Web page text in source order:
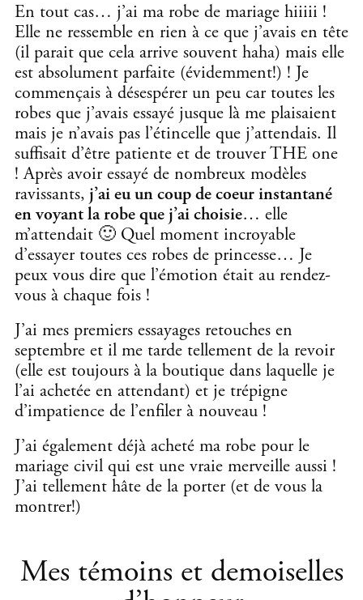
En tout cas… j’ai ma robe de mariage hiiiii !
Elle ne ressemble en rien à ce que j’avais en tête
(il parait que cela arrive souvent haha) mais elle
est absolument parfaite (évidemment!) ! Je
commençais à désespérer un peu car toutes les
robes que j’avais essayé jusque là me plaisaient
mais je n’avais pas l’étincelle que j’attendais. Il
suffisait d’être patiente et de trouver THE one
! Après avoir essayé de nombreux modèles
ravissants, j’ai eu un coup de coeur instantané
en voyant la robe que j’ai choisie… elle
m’attendait 🙂 Quel moment incroyable
d’essayer toutes ces robes de princesse… Je
peux vous dire que l’émotion était au rendez-
vous à chaque fois !
J’ai mes premiers essayages retouches en
septembre et il me tarde tellement de la revoir
(elle est toujours à la boutique dans laquelle je
l’ai achetée en attendant) et je trépigne
d’impatience de l’enfiler à nouveau !
J’ai également déjà acheté ma robe pour le
mariage civil qui est une vraie merveille aussi !
J’ai tellement hâte de la porter (et de vous la
montrer!)
Mes témoins et demoiselles